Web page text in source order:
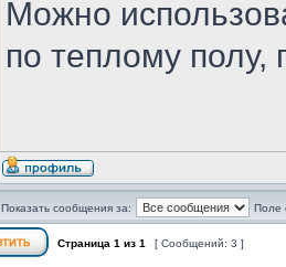
Можно
по теплому полу,
Показать сообщения за: Поле
Страница 1 из 1 [ Сообщений: 3 ]